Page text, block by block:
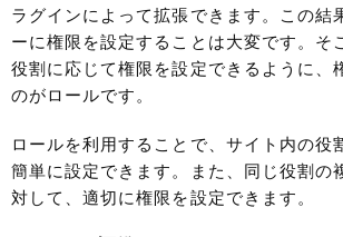
ラグインによって拡張できます。この結
ーに権限を設定することは大変です。そ
役割に応じて権限を設定できるように、
のがロールです。
ロールを利用することで、サイト内の役
簡単に設定できます。また、同じ役割の
対して、適切に権限を設定できます。